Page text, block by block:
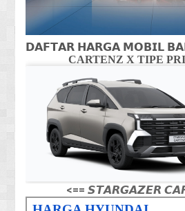
𝗗𝗔𝗙𝗧𝗔𝗥 𝗛𝗔𝗥𝗚𝗔 𝗠𝗢𝗕𝗜𝗟
CARTENZ X TIPE
<== 𝙎𝙏𝘼𝙍𝙂𝘼𝙕𝙀𝙍